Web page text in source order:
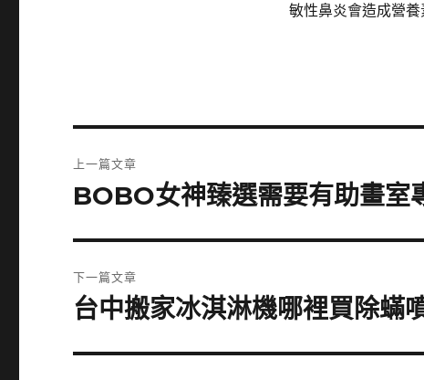
敏性鼻炎會造成營
章
上一篇文章
上
篇
文
章:
BOBO女神臻選需要有助畫室
下一篇文章
下
篇
台中搬家冰淇淋機哪裡買除蟎